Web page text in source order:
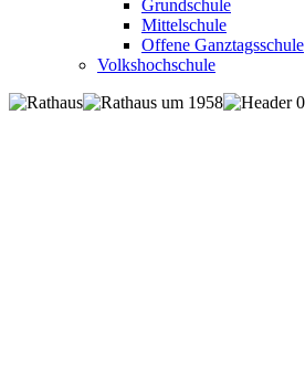
Grundschule
Mittelschule
Offene Ganztagsschule
Volkshochschule